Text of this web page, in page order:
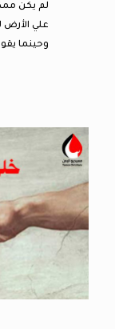
لم يكن
علي الأرض
وحينما